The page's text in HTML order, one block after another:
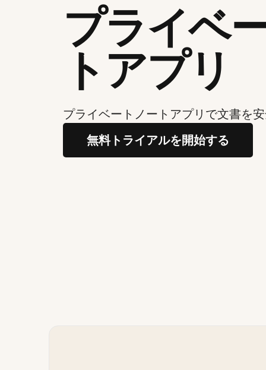
プライベ
トアプリ
プライベートノートアプリで文書を
無料トライアルを開始する